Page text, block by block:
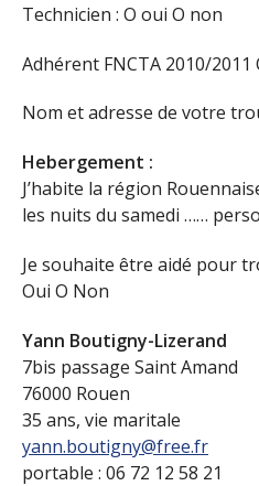
Technicien : O oui O non
Adhérent FNCTA 2010/2011
Nom et adresse de votre
Hebergement :
J’habite la région
les nuits du samedi ……
Je souhaite être aidé pour
Oui O Non
Yann Boutigny-Lizerand
7bis passage Saint Amand
76000 Rouen
35 ans, vie maritale
yann.boutigny@free.fr
portable : 06 72 12 58 21